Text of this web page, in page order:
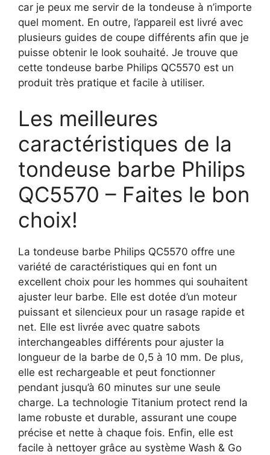
car je peux me servir de la tondeuse à n’importe
quel moment. En outre, l’appareil est livré avec
plusieurs guides de coupe différents afin que je
puisse obtenir le look souhaité. Je trouve que
cette tondeuse barbe Philips QC5570 est un
produit très pratique et facile à utiliser.
Les meilleures
caractéristiques de la
tondeuse barbe Philips
QC5570 – Faites le bon
choix!
La tondeuse barbe Philips QC5570 offre une
variété de caractéristiques qui en font un
excellent choix pour les hommes qui souhaitent
ajuster leur barbe. Elle est dotée d’un moteur
puissant et silencieux pour un rasage rapide et
net. Elle est livrée avec quatre sabots
interchangeables différents pour ajuster la
longueur de la barbe de 0,5 à 10 mm. De plus,
elle est rechargeable et peut fonctionner
pendant jusqu’à 60 minutes sur une seule
charge. La technologie Titanium protect rend la
lame robuste et durable, assurant une coupe
précise et nette à chaque fois. Enfin, elle est
facile à nettoyer grâce au système Wash & Go